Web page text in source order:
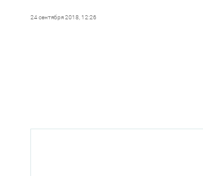
24 сентября 2018, 12:26